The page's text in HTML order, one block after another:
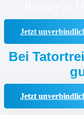
Jetzt
Bei
Jetzt